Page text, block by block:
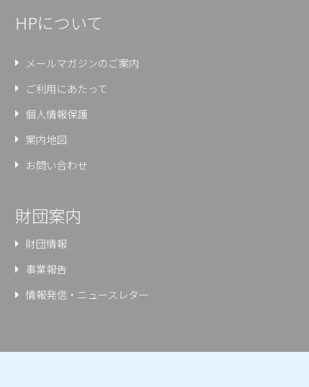
HPについて
メールマガジンのご案内
ご利用にあたって
個人情報保護
案内地図
お問い合わせ
財団案内
財団情報
事業報告
情報発信・ニュースレター